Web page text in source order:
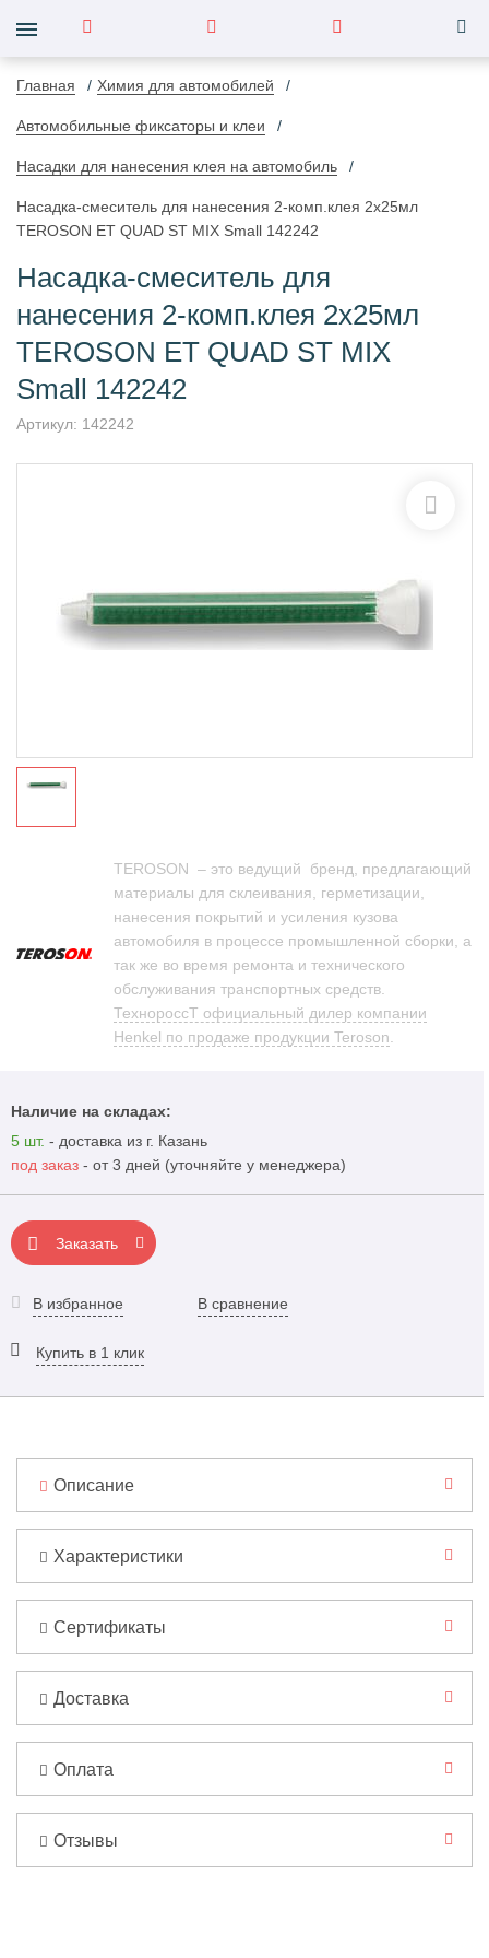
Главная Химия для автомобилей
Автомобильные фиксаторы и клеи
Насадки для нанесения клея на автомобиль
Насадка-смеситель для нанесения 2-комп.клея 2х25мл
TEROSON ET QUAD ST MIX Small 142242
Насадка-смеситель для
нанесения 2-комп.клея 2х25мл
TEROSON ET QUAD ST MIX
Small 142242
Артикул: 142242
TEROSON – это ведущий бренд, предлагающий
материалы для склеивания, герметизации,
нанесения покрытий и усиления кузова
автомобиля в процессе промышленной сборки, а
так же во время ремонта и технического
обслуживания транспортных средств.
ТехнороссТ официальный дилер компании
Henkel по продаже продукции Teroson
Наличие на складах:
5 шт. - доставка из г. Казань
под заказ - от 3 дней (уточняйте у менеджера)
Заказать
В избранное В сравнение
Купить в 1 клик
Описание
Характеристики
Сертификаты
Доставка
Оплата
Отзывы